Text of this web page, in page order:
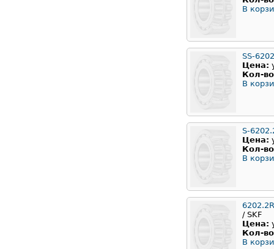
В
SS-
Цена:
Кол-
В
S-
Цена:
Кол-
В
/ SKF
Цена:
Кол-
В